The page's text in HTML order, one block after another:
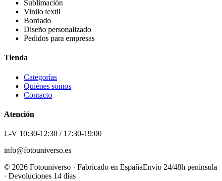
Sublimación
Vinilo textil
Bordado
Diseño personalizado
Pedidos para empresas
Tienda
Categorías
Quiénes somos
Contacto
Atención
L-V 10:30-12:30 / 17:30-19:00
info@fotouniverso.es
© 2026 Fotouniverso · Fabricado en EspañaEnvío 24/48h península
· Devoluciones 14 días